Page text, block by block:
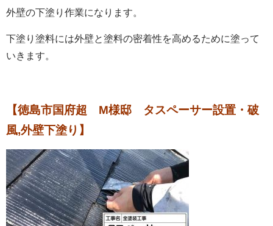
外壁の下塗り作業になります。
下塗り塗料には外壁と塗料の密着性を高めるために塗って
いきます。
【徳島市国府超 M様邸 タスペーサー設置・破
風,外壁下塗り】